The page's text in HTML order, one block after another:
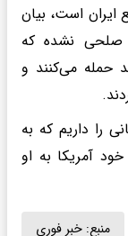
ایران است، بیان
صلحی نشده که
حمله می‌کنند و
را داریم که به
آمریکا به او
منبع: خبر فوری